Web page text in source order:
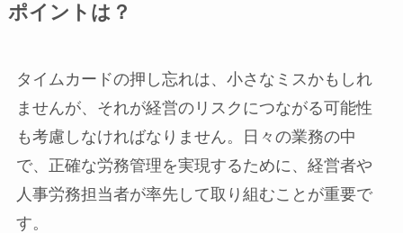
ポイントは？
タイムカードの押し忘れは、小さなミスかもしれ
ませんが、それが経営のリスクにつながる可能性
も考慮しなければなりません。日々の業務の中
で、正確な労務管理を実現するために、経営者や
人事労務担当者が率先して取り組むことが重要で
す。